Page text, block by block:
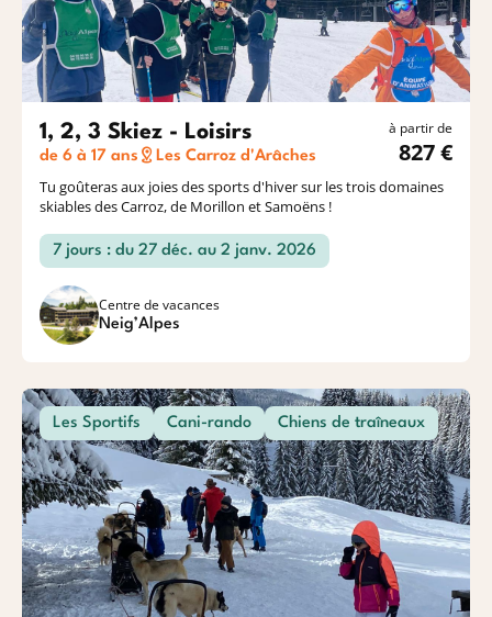
1, 2, 3 Skiez - Loisirs
de 6 à 17 ans Les Carroz d'Arâches
à partir de
827 €
Tu goûteras aux joies des sports d'hiver sur les trois domaines
skiables des Carroz, de Morillon et Samoëns !
7 jours : du 27 déc. au 2 janv. 2026
Centre de vacances
Neig’Alpes
Les Sportifs Cani-rando Chiens de traîneaux